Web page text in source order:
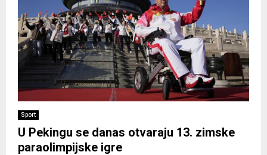
Sport
U Pekingu se danas otvaraju 13. zimske
paraolimpijske igre